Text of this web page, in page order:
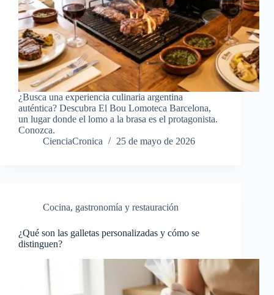
¿Busca una experiencia culinaria argentina
auténtica? Descubra El Bou Lomoteca Barcelona,
un lugar donde el lomo a la brasa es el protagonista.
Conozca.
CienciaCronica
25 de mayo de 2026
Cocina, gastronomía y restauración
¿Qué son las galletas personalizadas y cómo se
distinguen?